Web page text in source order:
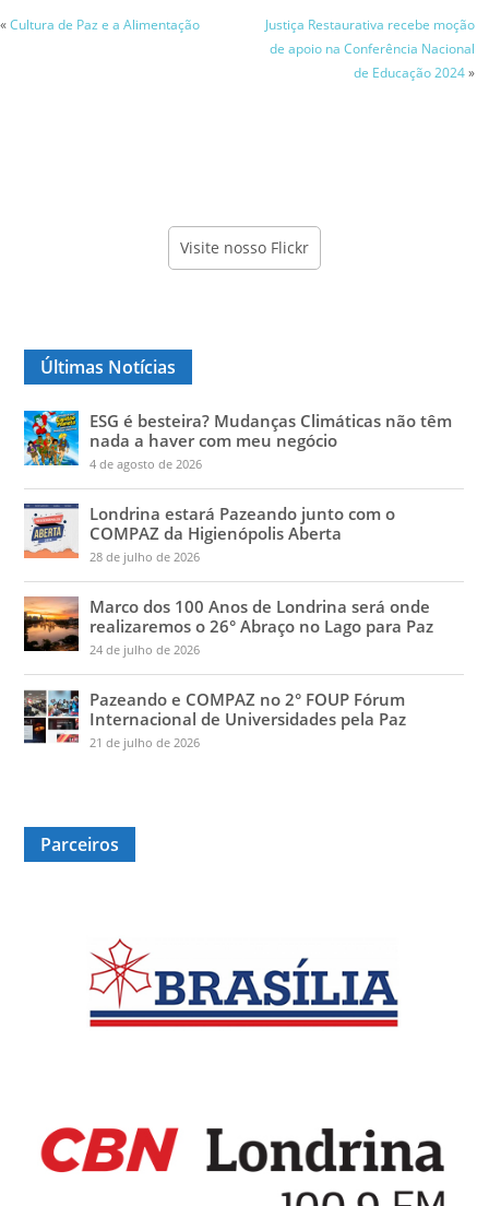
«Cultura de Paz e a Alimentação
Justiça Restaurativa recebe moção
de apoio na Conferência Nacional
de Educação 2024»
Visite nosso Flickr
Últimas Notícias
ESG é besteira? Mudanças Climáticas não têm
nada a haver com meu negócio
4 de agosto de 2026
Londrina estará Pazeando junto com o
COMPAZ da Higienópolis Aberta
28 de julho de 2026
Marco dos 100 Anos de Londrina será onde
realizaremos o 26° Abraço no Lago para Paz
24 de julho de 2026
Pazeando e COMPAZ no 2° FOUP Fórum
Internacional de Universidades pela Paz
21 de julho de 2026
Parceiros